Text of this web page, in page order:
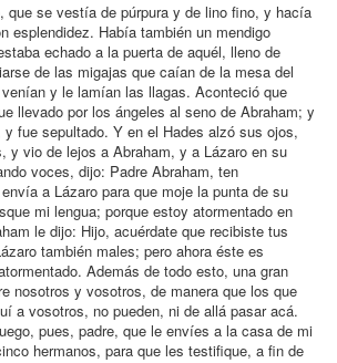
que se vestía de púrpura y de lino fino, y hacía
esplendidez. Había también un mendigo
echado a la puerta de aquél, lleno de
de las migajas que caían de la mesa del
y le lamían las llagas. Aconteció que
llevado por los ángeles al seno de Abraham; y
y fue sepultado. Y en el Hades alzó sus ojos,
y vio de lejos a Abraham, y a Lázaro en su
voces, dijo: Padre Abraham, ten
a Lázaro para que moje la punta de su
mi lengua; porque estoy atormentado en
le dijo: Hijo, acuérdate que recibiste tus
también males; pero ahora éste es
Además de todo esto, una gran
nosotros y vosotros, de manera que los que
a vosotros, no pueden, ni de allá pasar acá.
pues, padre, que le envíes a la casa de mi
hermanos, para que les testifique, a fin de